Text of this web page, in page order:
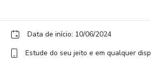
Data de início: 10/06/2024
Estude do seu jeito e em qualquer